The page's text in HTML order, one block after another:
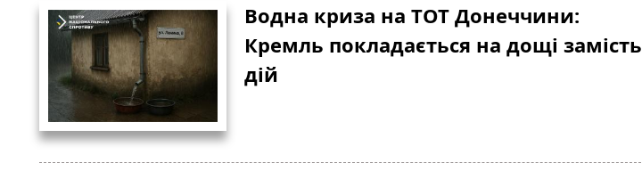
Водна криза на ТОТ Донеччини:
Кремль покладається на дощі замість
дій